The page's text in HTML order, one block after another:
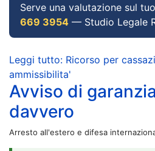
Serve una valutazione sul
669 3954 — Studio Legale
Leggi tutto: Ricorso per
ammissibilita'
Avviso di
davvero
Arresto all'estero e difesa